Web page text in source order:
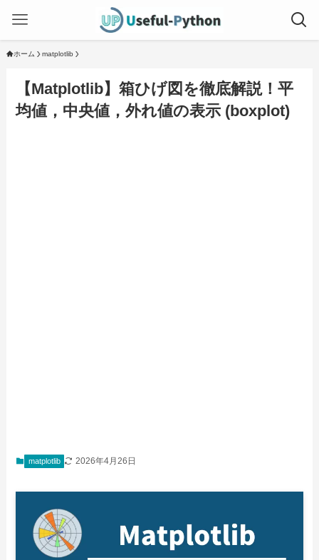
ホーム matplotlib
【Matplotlib】箱ひげ図を徹底解説！平
均値，中央値，外れ値の表示 (boxplot)
matplotlib 2026年4月26日